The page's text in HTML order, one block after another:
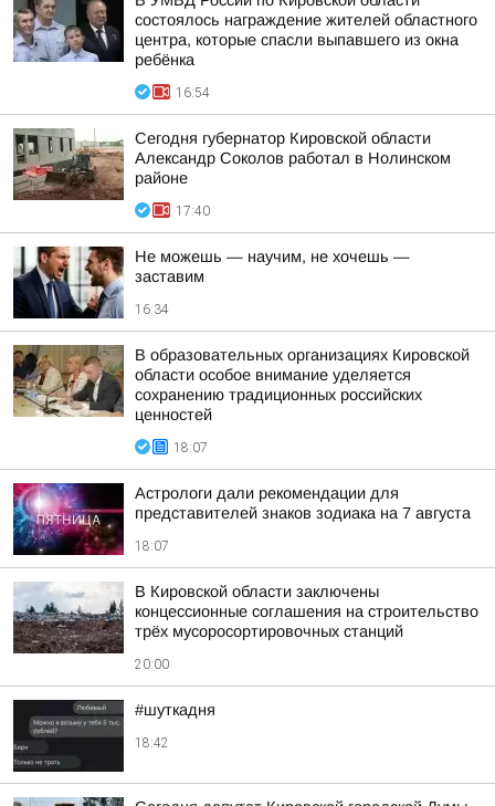
состоялось награждение жителей областного
центра, которые спасли выпавшего из окна
ребёнка
16:54
Сегодня губернатор Кировской области
Александр Соколов работал в Нолинском
районе
17:40
Не можешь — научим, не хочешь —
заставим
16:34
В образовательных организациях Кировской
области особое внимание уделяется
сохранению традиционных российских
ценностей
18:07
Астрологи дали рекомендации для
представителей знаков зодиака на 7 августа
18:07
В Кировской области заключены
концессионные соглашения на строительство
трёх мусоросортировочных станций
20:00
#шуткадня
18:42